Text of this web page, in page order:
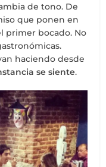
de tono. De
que ponen en
primer bocado. No
haciendo desde
se siente.